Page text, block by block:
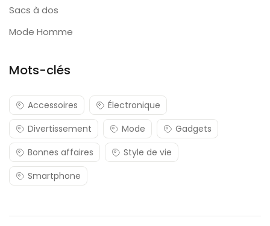
Sacs à dos
Mode Homme
Mots-clés
Accessoires
Électronique
Divertissement
Mode
Gadgets
Bonnes affaires
Style de vie
Smartphone